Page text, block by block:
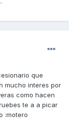
que
mucho interes por
como hacen
te a a picar
:motero